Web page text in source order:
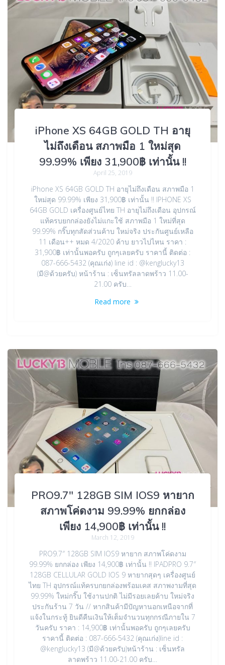
iPhone XS 64GB GOLD TH อายุ
ไม่ถึงเดือน สภาพมือ 1 ใหม่สุด
99.99% เพียง 31,900฿ เท่านั้น !!
April 25, 2019
iPhone XS 64GB GOLD TH อายุไม่ถึงเดือน สภาพมือ 1
ใหม่สุด 99.99% เพียง 31,900฿ เท่านั้น !! IPHONE XS
64GB GOLD เครื่องศูนย์ไทย TH อายุไม่ถึงเดือน อุปกรณ์
แท้ครบยกกล่องยังไม่แกะใช้ สภาพมือ 1 ใหม่ที่สุด
99.99% กริ๊บทุกสัดส่วนค้าบ ใหม่จริง ประกันศูนย์เหลือ
11 เดือน++ หมด 4/2020 ค้าบ ยาวไปไหน ราคา :
31,900฿ เท่านั้นพอครับ ถูกๆเลยครับ ราคานี้ ติดต่อ :
087-666-5432 (คุณเก่ง) line id : @kenglucky13
(มี@ด้วยครับ) หน้าร้าน : เซ็นทรัลลาดพร้าว 11.00-
21.00 ครับ…
Read more
PRO9.7″ 128GB SIM IOS9 หายาก
สภาพโค่ดงาม 99.99% ยกกล่อง
เพียง 14,900฿ เท่านั้น !!
March 12, 2019
PRO9.7″ 128GB SIM IOS9 หายาก สภาพโค่ดงาม
99.99% ยกกล่อง เพียง 14,900฿ เท่านั้น !! IPADPRO 9.7″
128GB CELLULAR GOLD IOS 9 หายากสุดๆ เครื่องศูนย์
ไทย TH อุปกรณ์แท้ครบกยกล่องพร้อมเคส สภาพงามที่สุด
99.99% ใหม่กริ๊บ ใช้งานปกติ ไม่มีรอยเลยค้าบ ใหม่จริง
ประกันร้าน 7 วัน // หากสินค้ามีปัญหานอกเหนือจากที่
แจ้งในกระทู้ ยินดีคืนเงินให้เต็มจำนวนทุกกรณีภายใน 7
วันครับ ราคา : 14,900฿ เท่านั้นพอครับ ถูกๆเลยครับ
ราคานี้ ติดต่อ : 087-666-5432 (คุณเก่ง)line id :
@kenglucky13 (มี@ด้วยครับ)หน้าร้าน : เซ็นทรัล
ลาดพร้าว 11.00-21.00 ครับ…